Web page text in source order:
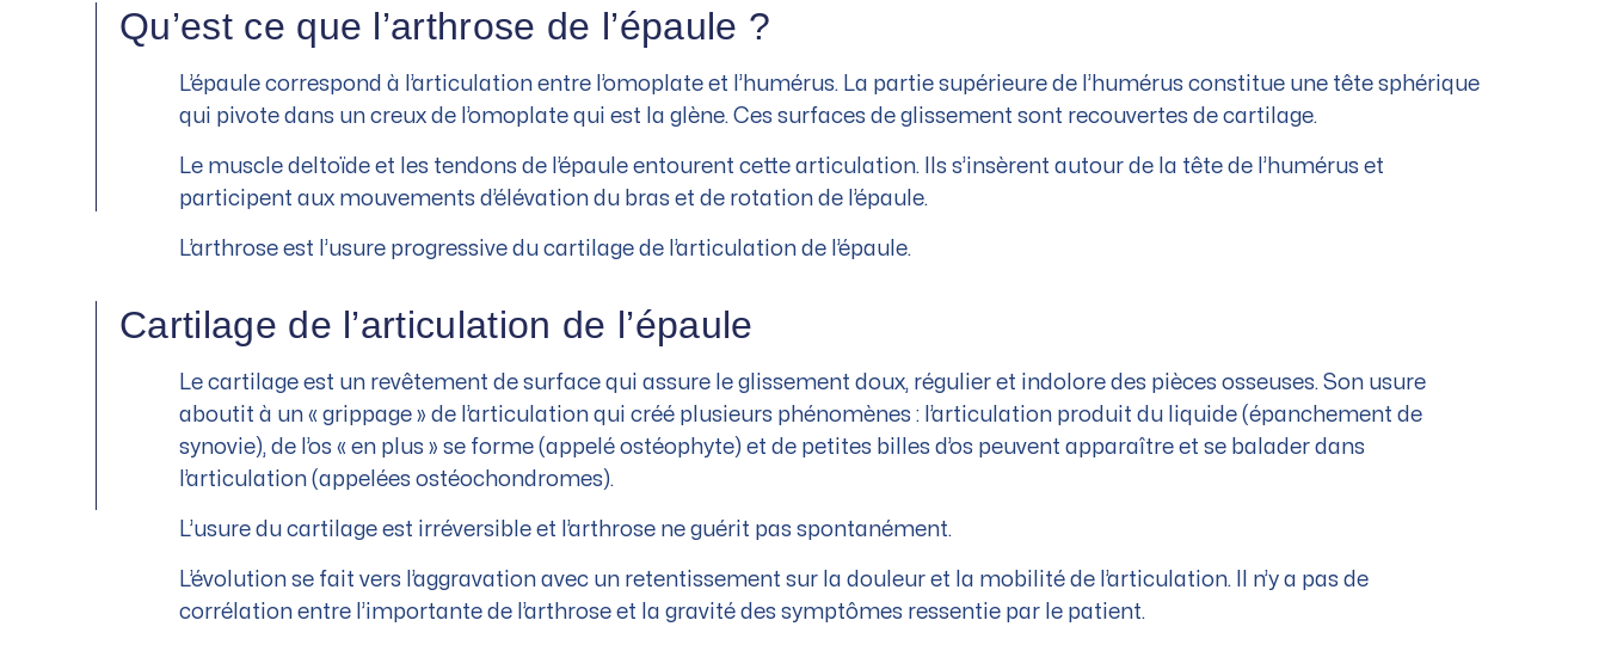
Qu’est ce que l’arthrose de l’épaule ?
L’épaule correspond à l’articulation entre l’omoplate et l’humérus. La partie supérieure de l’humérus constitue une tête sphérique
qui pivote dans un creux de l’omoplate qui est la glène. Ces surfaces de glissement sont recouvertes de cartilage.
Le muscle deltoïde et les tendons de l’épaule entourent cette articulation. Ils s’insèrent autour de la tête de l’humérus et
participent aux mouvements d’élévation du bras et de rotation de l’épaule.
L’arthrose est l’usure progressive du cartilage de l’articulation de l’épaule.
Cartilage de l’articulation de l’épaule
Le cartilage est un revêtement de surface qui assure le glissement doux, régulier et indolore des pièces osseuses. Son usure
aboutit à un « grippage » de l’articulation qui créé plusieurs phénomènes : l’articulation produit du liquide (épanchement de
synovie), de l’os « en plus » se forme (appelé ostéophyte) et de petites billes d’os peuvent apparaître et se balader dans
l’articulation (appelées ostéochondromes).
L’usure du cartilage est irréversible et l’arthrose ne guérit pas spontanément.
L’évolution se fait vers l’aggravation avec un retentissement sur la douleur et la mobilité de l’articulation. Il n’y a pas de
corrélation entre l’importante de l’arthrose et la gravité des symptômes ressentie par le patient.